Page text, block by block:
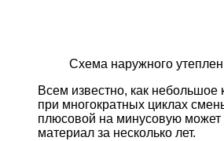
Схема наружного
Всем известно, как небольшое
при многократных циклах
плюсовой на минусовую
материал за несколько лет.